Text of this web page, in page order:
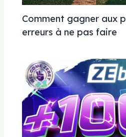
Comment gagner aux
erreurs à ne pas faire